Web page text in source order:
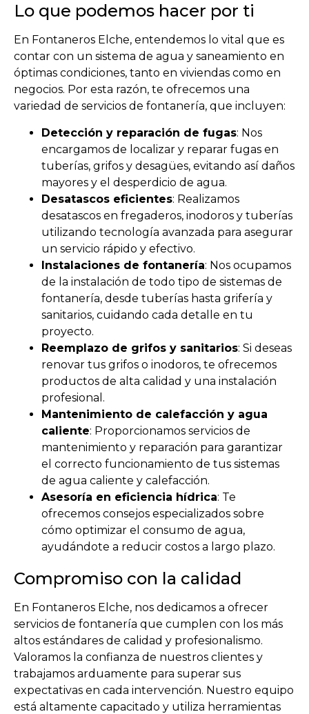
Lo que podemos hacer por ti
En Fontaneros Elche, entendemos lo vital que es
contar con un sistema de agua y saneamiento en
óptimas condiciones, tanto en viviendas como en
negocios. Por esta razón, te ofrecemos una
variedad de servicios de fontanería, que incluyen:
Detección y reparación de fugas: Nos
encargamos de localizar y reparar fugas en
tuberías, grifos y desagües, evitando así daños
mayores y el desperdicio de agua.
Desatascos eficientes: Realizamos
desatascos en fregaderos, inodoros y tuberías
utilizando tecnología avanzada para asegurar
un servicio rápido y efectivo.
Instalaciones de fontanería: Nos ocupamos
de la instalación de todo tipo de sistemas de
fontanería, desde tuberías hasta grifería y
sanitarios, cuidando cada detalle en tu
proyecto.
Reemplazo de grifos y sanitarios: Si deseas
renovar tus grifos o inodoros, te ofrecemos
productos de alta calidad y una instalación
profesional.
Mantenimiento de calefacción y agua
caliente: Proporcionamos servicios de
mantenimiento y reparación para garantizar
el correcto funcionamiento de tus sistemas
de agua caliente y calefacción.
Asesoría en eficiencia hídrica: Te
ofrecemos consejos especializados sobre
cómo optimizar el consumo de agua,
ayudándote a reducir costos a largo plazo.
Compromiso con la calidad
En Fontaneros Elche, nos dedicamos a ofrecer
servicios de fontanería que cumplen con los más
altos estándares de calidad y profesionalismo.
Valoramos la confianza de nuestros clientes y
trabajamos arduamente para superar sus
expectativas en cada intervención. Nuestro equipo
está altamente capacitado y utiliza herramientas